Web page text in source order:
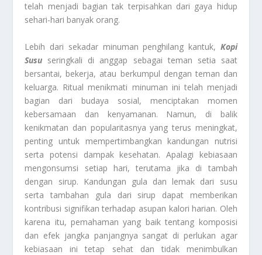
telah menjadi bagian tak terpisahkan dari gaya hidup
sehari-hari banyak orang.
Lebih dari sekadar minuman penghilang kantuk, Kopi
Susu seringkali di anggap sebagai teman setia saat
bersantai, bekerja, atau berkumpul dengan teman dan
keluarga. Ritual menikmati minuman ini telah menjadi
bagian dari budaya sosial, menciptakan momen
kebersamaan dan kenyamanan. Namun, di balik
kenikmatan dan popularitasnya yang terus meningkat,
penting untuk mempertimbangkan kandungan nutrisi
serta potensi dampak kesehatan. Apalagi kebiasaan
mengonsumsi setiap hari, terutama jika di tambah
dengan sirup. Kandungan gula dan lemak dari susu
serta tambahan gula dari sirup dapat memberikan
kontribusi signifikan terhadap asupan kalori harian. Oleh
karena itu, pemahaman yang baik tentang komposisi
dan efek jangka panjangnya sangat di perlukan agar
kebiasaan ini tetap sehat dan tidak menimbulkan